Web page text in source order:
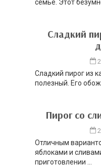
семье. Этот
Сладкий
Сладкий пирог из
полезный. Его
Пирог со
Отличным
яблоками и
приготовлении ...